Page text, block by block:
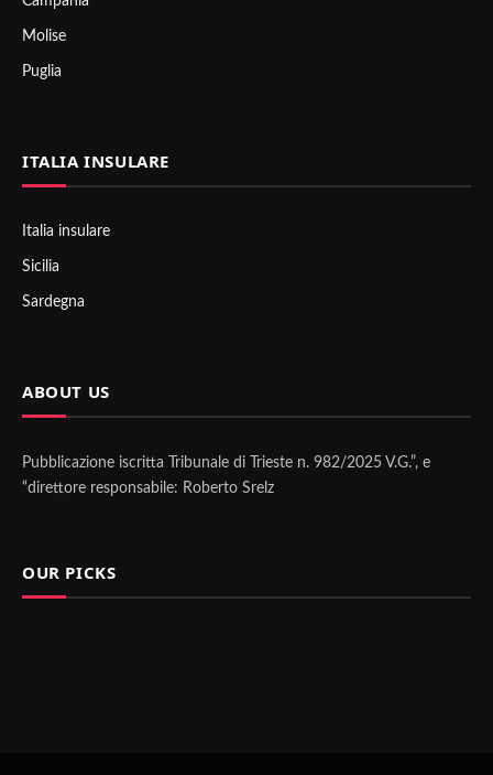
Molise
Puglia
ITALIA INSULARE
Italia insulare
Sicilia
Sardegna
ABOUT US
Pubblicazione iscritta Tribunale di Trieste n. 982/2025 V.G.”, e
“direttore responsabile: Roberto Srelz
OUR PICKS